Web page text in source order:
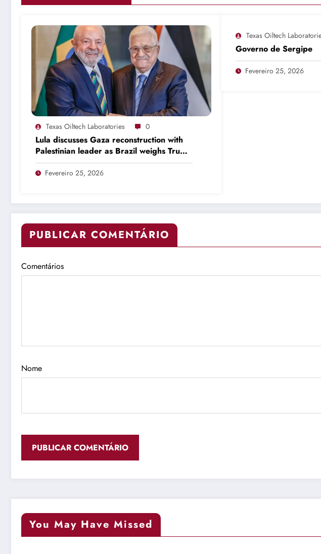
Texas Oiltech Laboratories 0
Lula discusses Gaza reconstruction with
Palestinian leader as Brazil weighs Trump
invitation
Fevereiro 25, 2026
Texas Oiltech
Governo de Sergipe
Fevereiro 25, 2026
PUBLICAR COMENTÁRIO
Comentários
Nome
You May Have Missed